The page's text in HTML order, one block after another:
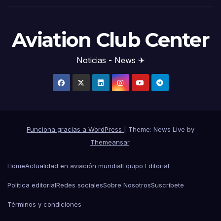
Aviation Club Center
Noticias - News ✈
Funciona gracias a WordPress
Theme: News Live by
Themeansar.
HomeActualidad en aviación mundialEquipo Editorial
Política editorialRedes socialesSobre NosotrosSuscríbete
Términos y condiciones